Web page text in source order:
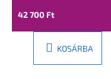
42 700 Ft
KOSÁRBA